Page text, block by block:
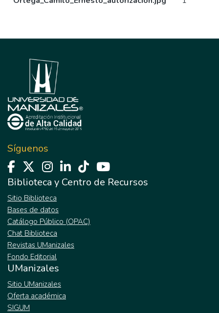
Síguenos
Biblioteca y Centro de Recursos
Sitio Biblioteca
Bases de datos
Catálogo Público (OPAC)
Chat Biblioteca
Revistas UManizales
Fondo Editorial
UManizales
Sitio UManizales
Oferta académica
SIGUM